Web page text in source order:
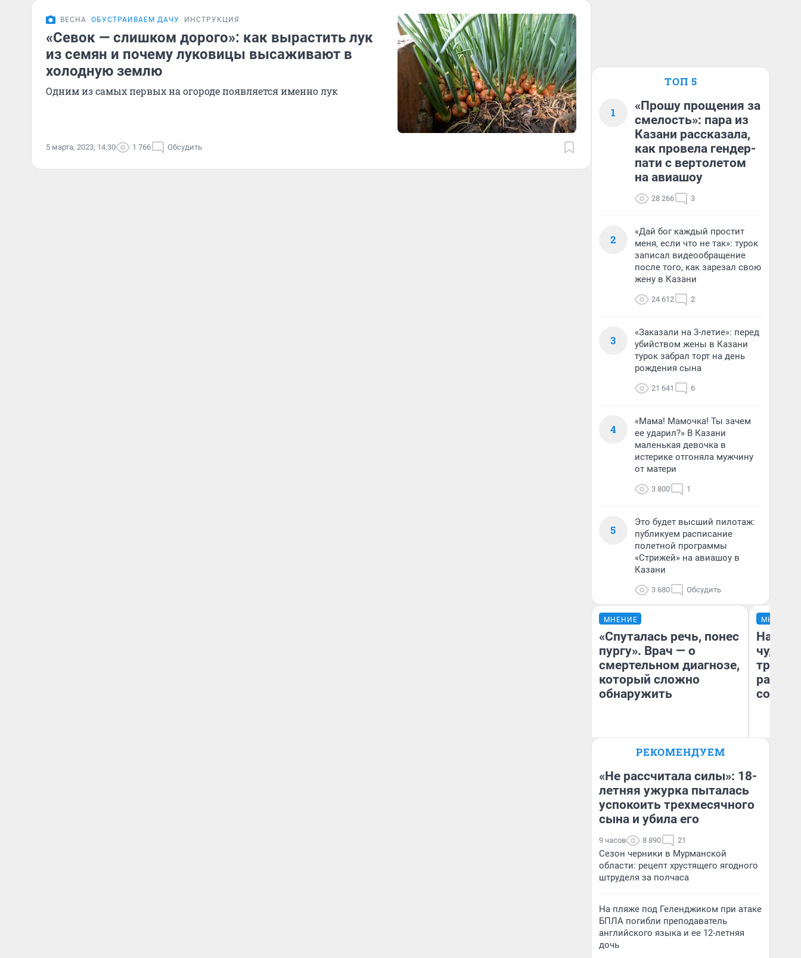
ВЕСНА ОБУСТРАИВАЕМ ДАЧУ ИНСТРУКЦИЯ
«Севок — слишком дорого»: как вырастить лук
из семян и почему луковицы высаживают в
холодную землю
Одним из самых первых на огороде появляется именно лук
5 марта, 2023, 14:30 1 766 Обсудить
ТОП 5
1
«Прошу прощения за
смелость»: пара из
Казани рассказала,
как провела гендер-
пати с вертолетом
на авиашоу
28 266 3
2
«Дай бог каждый простит
меня, если что не так»: турок
записал видеообращение
после того, как зарезал свою
жену в Казани
24 612 2
3
«Заказали на 3-летие»: перед
убийством жены в Казани
турок забрал торт на день
рождения сына
21 641 6
4
«Мама! Мамочка! Ты зачем
ее ударил?» В Казани
маленькая девочка в
истерике отгоняла мужчину
от матери
3 800 1
5
Это будет высший пилотаж:
публикуем расписание
полетной программы
«Стрижей» на авиашоу в
Казани
3 680 Обсудить
МНЕНИЕ
«Спуталась речь, понес
пургу». Врач — о
смертельном диагнозе,
который сложно
обнаружить
Главврач клиники
Волковой»
МНЕНИЕ
чудом
РЕКОМЕНДУЕМ
«Не рассчитала силы»: 18-
летняя ужурка пыталась
успокоить трехмесячного
сына и убила его
9 часов 8 890 21
Сезон черники в Мурманской
области: рецепт хрустящего ягодного
штруделя за полчаса
На пляже под Геленджиком при атаке
БПЛА погибли преподаватель
английского языка и ее 12-летняя
дочь